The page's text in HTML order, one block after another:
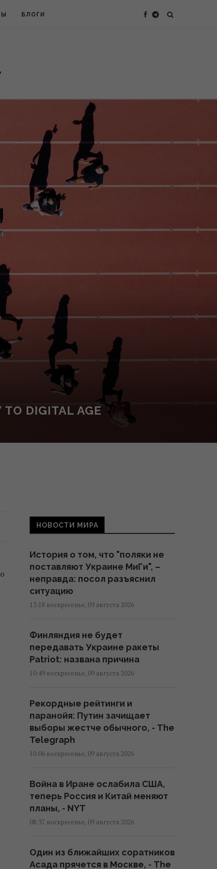
БЛОГИ
DIGITAL AGE
НОВОСТИ МИРА
История о том, что "поляки не
поставляют Украине МиГи", –
неправда: посол разъяснил
ситуацию
13:18 воскресенье, 09 августа 2026
Финляндия не будет
передавать Украине ракеты
Patriot: названа причина
10:49 воскресенье, 09 августа 2026
Рекордные рейтинги и
паранойя: Путин зачищает
выборы жестче обычного, - The
Telegraph
10:06 воскресенье, 09 августа 2026
Война в Иране ослабила США,
теперь Россия и Китай меняют
планы, - NYT
08:37 воскресенье, 09 августа 2026
Один из ближайших соратников
Асада прячется в Москве, - The